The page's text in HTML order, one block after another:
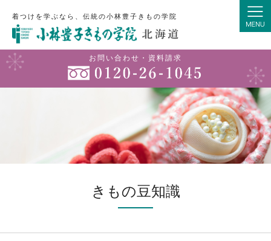
着つけを学ぶなら、伝統の小林豊子きもの学院
お問い合わせ・資料請求
きもの豆知識